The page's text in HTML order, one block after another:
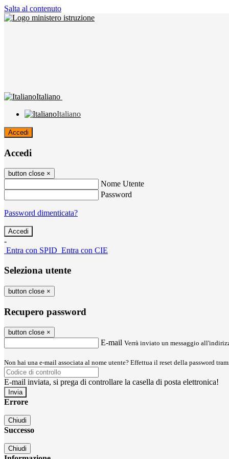
Salta al contenuto
Italiano
Italiano
Accedi
Accedi
button close ×
Nome Utente
Password
Password dimenticata?
-
Entra con SPID Entra con CIE
Seleziona utente
button close ×
Recupero password
button close ×
E-mail Verrà inviato un messaggio
Non hai una e-mail associata al nome utente? Effettua il reset della password
E-mail inviata, si prega di controllare la casella di posta elettronica!
Errore
Chiudi
Successo
Chiudi